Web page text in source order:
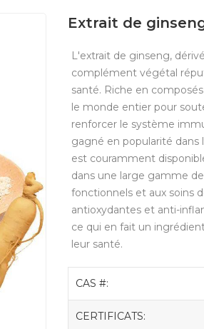
Extrait de
L'extrait de ginseng,
complément végétal
santé. Riche en
le monde entier pour
renforcer le système
gagné en popularité dans
est couramment
dans une large gamme
fonctionnels et aux soins
antioxydantes et anti-
ce qui en fait un
leur santé.
CAS #:
CERTIFICATS: